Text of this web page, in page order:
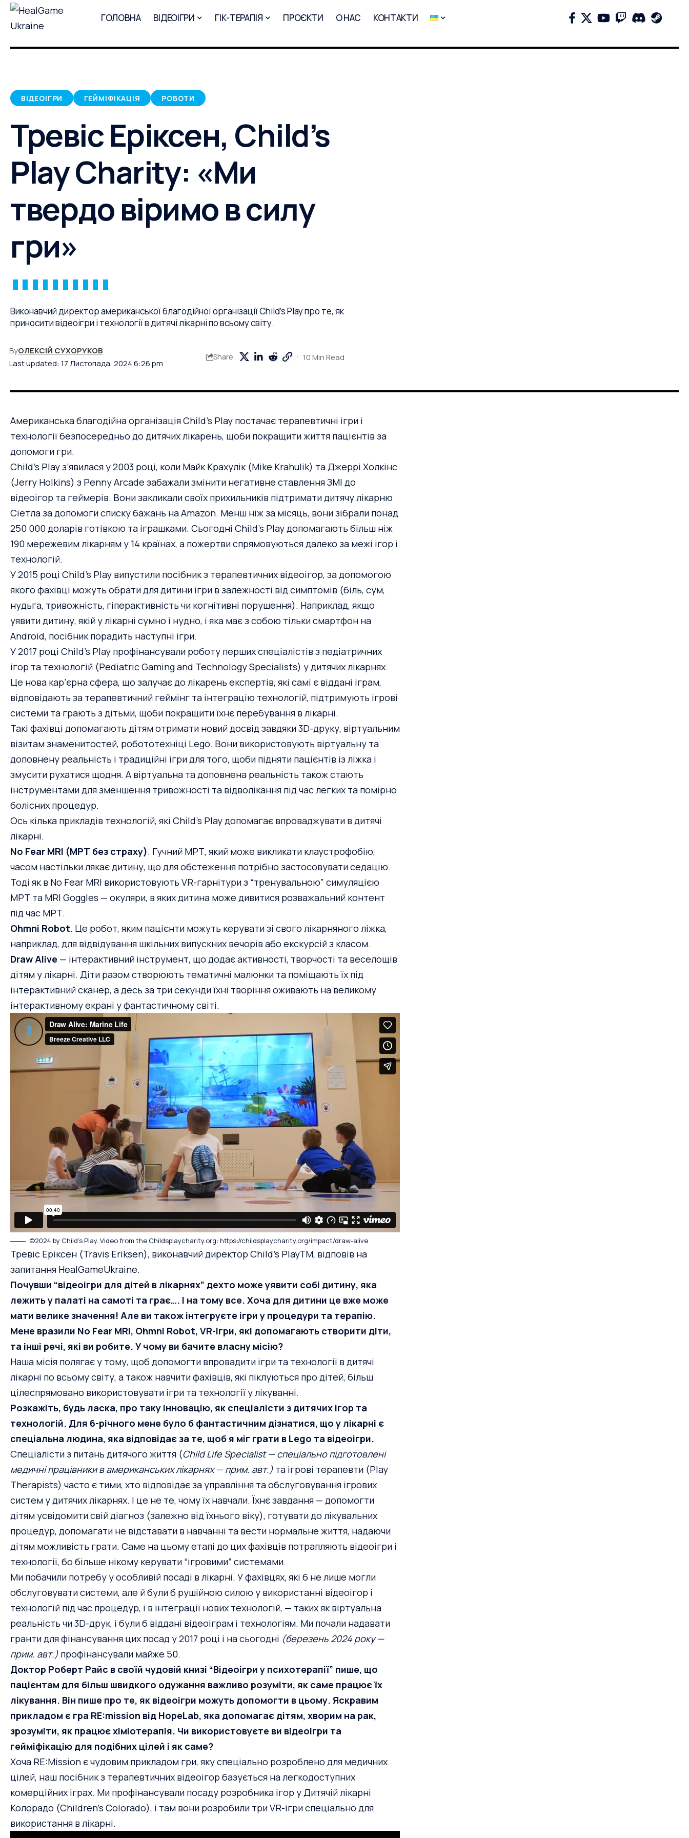
ГОЛОВНА ВІДЕОІГРИ ГІК-ТЕРАПІЯ ПРОЄКТИ О НАС КОНТАКТИ
ВІДЕОІГРИ ГЕЙМІФІКАЦІЯ РОБОТИ
Тревіс Еріксен, Child’s
Play Charity: «Ми
твердо віримо в силу
гри»
Виконавчий директор американської благодійної організації Child's Play про те, як
приносити відеоігри і технології в дитячі лікарні по всьому світу.
Last updated: 17 Листопада, 2024 6:26 pm
ByОЛЕКСІЙ СУХОРУКОВ
Share 10 Min Read
Американська благодійна організаціяChild’s Play постачає терапевтичні ігри і
технології безпосередньо до дитячих лікарень, щоби покращити життя пацієнтів за
допомоги гри.
Child’s Play з’явилася у 2003 році, коли Майк Крахулік (Mike Krahulik) та Джеррі Холкінс
(Jerry Holkins) з Penny Arcade забажали змінити негативне ставлення ЗМІ до
відеоігор та геймерів. Вони закликали своїх прихильників підтримати дитячу лікарню
Сіетла за допомоги списку бажань на Amazon. Менш ніж за місяць, вони зібрали понад
250 000 доларів готівкою та іграшками. Сьогодні Child’s Play допомагають більш ніж
190 мережевим лікарням у 14 країнах, а пожертви спрямовуються далеко за межі ігор і
технологій.
У 2015 році Child’s Play випустили посібник з терапевтичних відеоігор, за допомогою
якого фахівці можуть обрати для дитини ігри в залежності від симптомів (біль, сум,
нудьга, тривожність, гіперактивність чи когнітивні порушення). Наприклад, якщо
уявити дитину, якій у лікарні сумно і нудно, і яка має з собою тільки смартфон на
Android, посібник порадить наступні ігри.
У 2017 році Child’s Play профінансували роботу перших спеціалістів з педіатричних
ігор та технологій (Pediatric Gaming and Technology Specialists) у дитячих лікарнях.
Це нова кар’єрна сфера, що залучає до лікарень експертів, які самі є віддані іграм,
відповідають за терапевтичний геймінг та інтеграцію технологій, підтримують ігрові
системи та грають з дітьми, щоби покращити їхнє перебування в лікарні.
Такі фахівці допомагають дітям отримати новий досвід завдяки 3D-друку, віртуальним
візитам знаменитостей, робототехніці Lego. Вони використовують віртуальну та
доповнену реальність і традиційні ігри для того, щоби підняти пацієнтів із ліжка і
змусити рухатися щодня. А віртуальна та доповнена реальність також стають
інструментами для зменшення тривожності та відволікання під час легких та помірно
болісних процедур.
Ось кілька прикладів технологій, які Child’s Play допомагає впроваджувати в дитячі
лікарні.
No Fear MRI (МРТ без страху). Гучний МРТ, який може викликати клаустрофобію,
часом настільки лякає дитину, що для обстеження потрібно застосовувати седацію.
Тоді як в No Fear MRI використовують VR-гарнітури з “тренувальною” симуляцією
МРТ та MRI Goggles — окуляри, в яких дитина може дивитися розважальний контент
під час МРТ.
Ohmni Robot. Це робот, яким пацієнти можуть керувати зі свого лікарняного ліжка,
наприклад, для відвідування шкільних випускних вечорів або екскурсій з класом.
Draw Alive — інтерактивний інструмент, що додає активності, творчості та веселощів
дітям у лікарні. Діти разом створюють тематичні малюнки та поміщають їх під
інтерактивний сканер, а десь за три секунди їхні творіння оживають на великому
інтерактивному екрані у фантастичному світі.
©2024 by Child’s Play. Video from the Сhildsplaycharity.org: https://childsplaycharity.org/impact/draw-alive
Тревіс Еріксен (Travis Eriksen), виконавчий директор Child’s PlayTM, відповів на
запитання HealGameUkraine.
Почувши “відеоігри для дітей в лікарнях” дехто може уявити собі дитину, яка
лежить у палаті на самоті та грає…. І на тому все. Хоча для дитини це вже може
мати велике значення! Але ви також інтегруєте ігри у процедури та терапію.
Мене вразили No Fear MRI, Ohmni Robot, VR-ігри, які допомагають створити діти,
та інші речі, які ви робите. У чому ви бачите власну місію?
Наша місія полягає у тому, щоб допомогти впровадити ігри та технології в дитячі
лікарні по всьому світу, а також навчити фахівців, які піклуються про дітей, більш
цілеспрямовано використовувати ігри та технології у лікуванні.
Розкажіть, будь ласка, про таку інновацію, як спеціалісти з дитячих ігор та
технологій. Для 6-річного мене було б фантастичним дізнатися, що у лікарні є
спеціальна людина, яка відповідає за те, щоб я міг грати в Lego та відеоігри.
Спеціалісти з питань дитячого життя (Child Life Specialist — спеціально підготовлені
медичні працівники в американських лікарнях — прим. авт.) та ігрові терапевти (Play
Therapists) часто є тими, хто відповідає за управління та обслуговування ігрових
систем у дитячих лікарнях. І це не те, чому їх навчали. Їхнє завдання — допомогти
дітям усвідомити свій діагноз (залежно від їхнього віку), готувати до лікувальних
процедур, допомагати не відставати в навчанні та вести нормальне життя, надаючи
дітям можливість грати. Саме на цьому етапі до цих фахівців потрапляють відеоігри і
технології, бо більше нікому керувати “ігровими” системами.
Ми побачили потребу у особливій посаді в лікарні. У фахівцях, які б не лише могли
обслуговувати системи, але й були б рушійною силою у використанні відеоігор і
технологій під час процедур, і в інтеграції нових технологій, — таких як віртуальна
реальність чи 3D-друк, і були б віддані відеоіграм і технологіям. Ми почали надавати
гранти для фінансування цих посад у 2017 році і на сьогодні (березень 2024 року —
прим. авт.) профінансували майже 50.
Доктор Роберт Райс в своїй чудовій книзі “Відеоігри у психотерапії” пише, що
пацієнтам для більш швидкого одужання важливо розуміти, як саме працює їх
лікування. Він пише про те, як відеоігри можуть допомогти в цьому. Яскравим
прикладом є гра RE:mission від HopeLab, яка допомагає дітям, хворим на рак,
зрозуміти, як працює хіміотерапія. Чи використовуєте ви відеоігри та
гейміфікацію для подібних цілей і як саме?
Хоча RE:Mission є чудовим прикладом гри, яку спеціально розроблено для медичних
цілей, наш посібник з терапевтичних відеоігор базується на легкодоступних
комерційних іграх. Ми профінансували посаду розробника ігор у Дитячій лікарні
Колорадо (Children’s Colorado), і там вони розробили три VR-ігриспеціально для
використання в лікарні.